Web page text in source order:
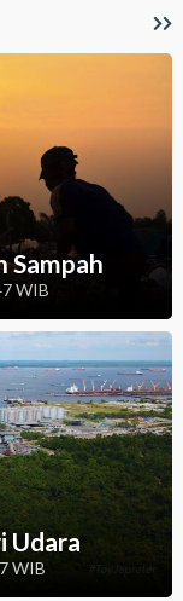
Sampah
WIB
Udara
WIB